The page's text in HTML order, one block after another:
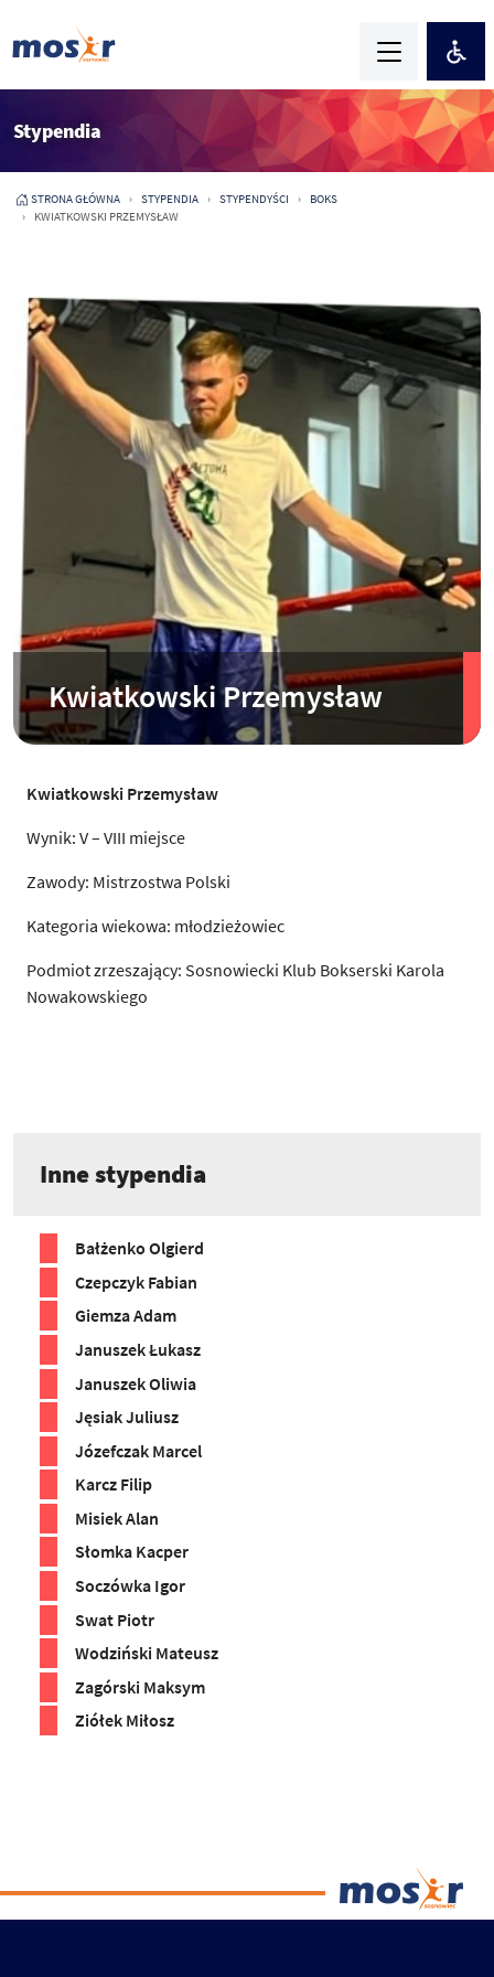
Stypendia
STRONA GŁÓWNA STYPENDIA STYPENDYŚCI
BOKS
KWIATKOWSKI PRZEMYSŁAW
Kwiatkowski Przemysław
Kwiatkowski Przemysław
Wynik: V – VIII miejsce
Zawody: Mistrzostwa Polski
Kategoria wiekowa: młodzieżowiec
Podmiot zrzeszający: Sosnowiecki Klub Bokserski Karola
Nowakowskiego
Inne stypendia
Bałżenko Olgierd
Czepczyk Fabian
Giemza Adam
Januszek Łukasz
Januszek Oliwia
Jęsiak Juliusz
Józefczak Marcel
Karcz Filip
Misiek Alan
Słomka Kacper
Soczówka Igor
Swat Piotr
Wodziński Mateusz
Zagórski Maksym
Ziółek Miłosz